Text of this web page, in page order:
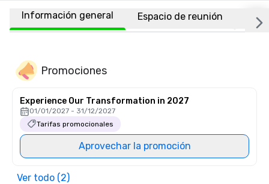
Información general Espacio de reunión
Promociones
Experience Our Transformation in 2027
01/01/2027 - 31/12/2027
Tarifas promocionales
Aprovechar la promoción
Ver todo (2)